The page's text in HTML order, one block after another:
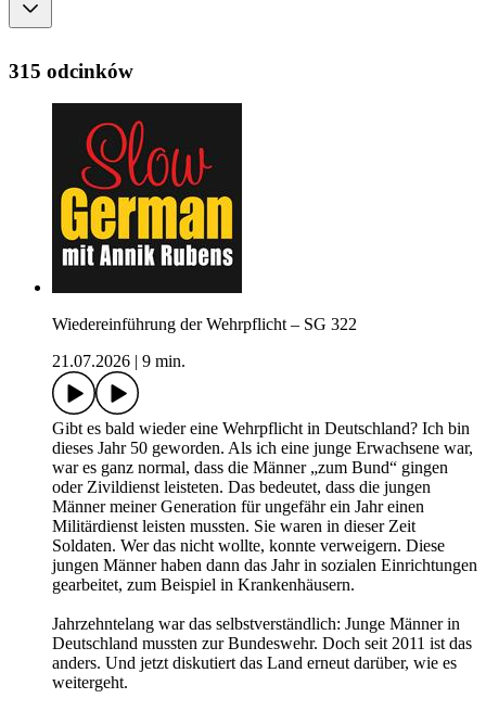
315 odcinków
Wiedereinführung der Wehrpflicht – SG 322
21.07.2026
9 min.
Gibt es bald wieder eine Wehrpflicht in Deutschland? Ich bin
dieses Jahr 50 geworden. Als ich eine junge Erwachsene war,
war es ganz normal, dass die Männer „zum Bund“ gingen
oder Zivildienst leisteten. Das bedeutet, dass die jungen
Männer meiner Generation für ungefähr ein Jahr einen
Militärdienst leisten mussten. Sie waren in dieser Zeit
Soldaten. Wer das nicht wollte, konnte verweigern. Diese
jungen Männer haben dann das Jahr in sozialen Einrichtungen
gearbeitet, zum Beispiel in Krankenhäusern.
Jahrzehntelang war das selbstverständlich: Junge Männer in
Deutschland mussten zur Bundeswehr. Doch seit 2011 ist das
anders. Und jetzt diskutiert das Land erneut darüber, wie es
weitergeht.